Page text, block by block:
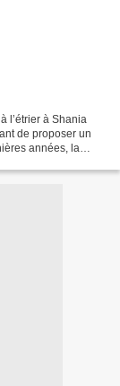
l’étrier à Shania
de proposer un
années, la